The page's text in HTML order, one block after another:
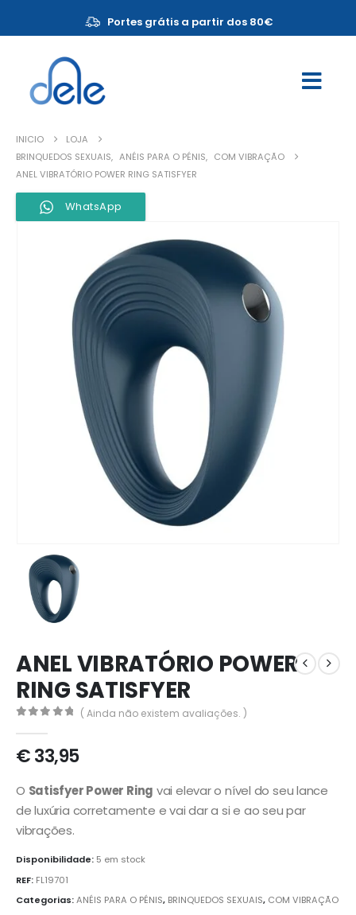
Portes grátis a partir dos 80€
INICIO
LOJA
BRINQUEDOS SEXUAIS, ANÉIS PARA O PÉNIS, COM VIBRAÇÃO
ANEL VIBRATÓRIO POWER RING SATISFYER
WhatsApp
ANEL VIBRATÓRIO POWER
RING SATISFYER
( Ainda não existem avaliações. )
€33,95
O Satisfyer Power Ring vai elevar o nível do seu lance
de luxúria corretamente e vai dar a si e ao seu par
vibrações.
Disponibilidade: 5 em stock
REF: FL19701
Categorias:ANÉIS PARA O PÉNIS, BRINQUEDOS SEXUAIS, COM VIBRAÇÃO